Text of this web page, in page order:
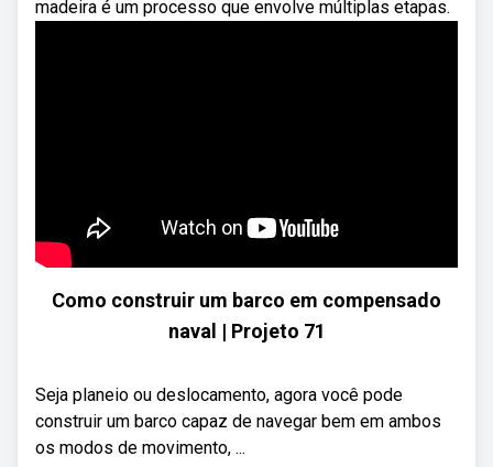
madeira é um processo que envolve múltiplas etapas.
Como construir um barco em compensado
naval | Projeto 71
Seja planeio ou deslocamento, agora você pode
construir um barco capaz de navegar bem em ambos
os modos de movimento, ...